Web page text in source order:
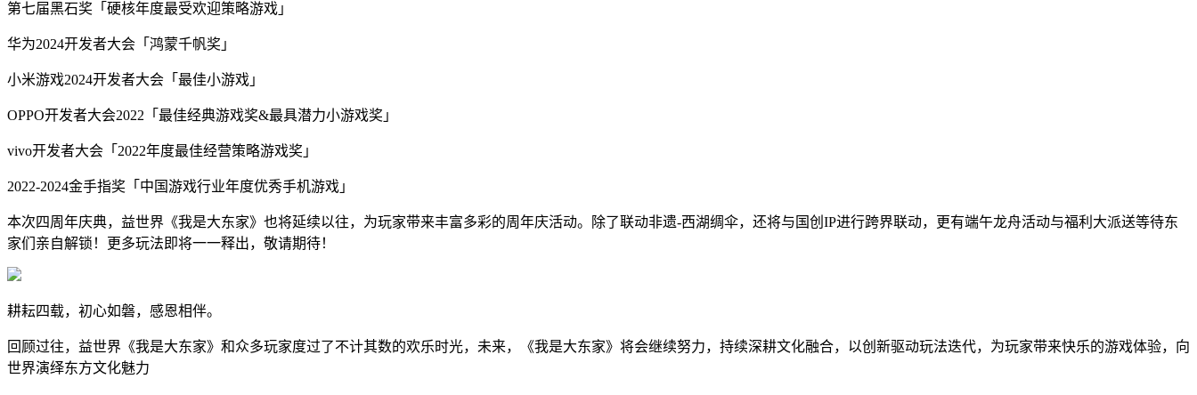
第七届黑石奖「硬核年度最受欢迎策略游戏」
华为2024开发者大会「鸿蒙千帆奖」
小米游戏2024开发者大会「最佳小游戏」
OPPO开发者大会2022「最佳经典游戏奖&最具潜力小游戏奖」
vivo开发者大会「2022年度最佳经营策略游戏奖」
2022-2024金手指奖「中国游戏行业年度优秀手机游戏」
本次四周年庆典，益世界《我是大东家》也将延续以往，为玩家带来丰富多彩的周年庆活动。除了联动非遗-西湖绸伞，还将与国创IP进行跨界联动，更有端午龙舟活动与福利大派送等待东
家们亲自解锁！更多玩法即将一一释出，敬请期待！
耕耘四载，初心如磐，感恩相伴。
回顾过往，益世界《我是大东家》和众多玩家度过了不计其数的欢乐时光，未来，《我是大东家》将会继续努力，持续深耕文化融合，以创新驱动玩法迭代，为玩家带来快乐的游戏体验，向
世界演绎东方文化魅力